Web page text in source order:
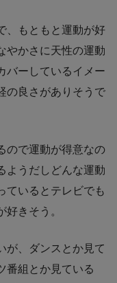
、もともと運動が好
やかさに天性の運動
バーしているイメー
の良さがありそうで
ので運動が得意なの
ようだしどんな運動
ているとテレビでも
きそう。
が、ダンスとか見て
番組とか見ている